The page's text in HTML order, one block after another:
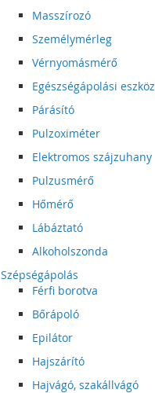
Masszírozó
Személymérleg
Vérnyomásmérő
Egészségápolási eszköz
Párásító
Pulzoximéter
Elektromos szájzuhany
Pulzusmérő
Hőmérő
Lábáztató
Alkoholszonda
Szépségápolás
Férfi borotva
Bőrápoló
Epilátor
Hajszárító
Hajvágó, szakállvágó